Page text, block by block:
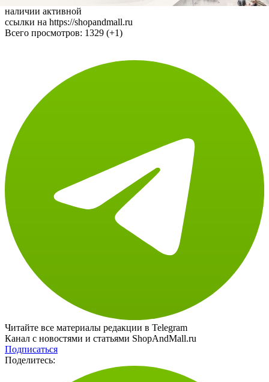
ссылки на https://shopandmall.ru
Всего просмотров:1329 (+1)
Читайте все материалы редакции в Telegram
Канал с новостями и статьями ShopAndMall.ru
Подписаться
Поделитесь: